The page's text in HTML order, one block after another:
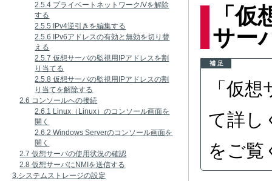
2.5.4 プライベートネットワーク/Vを解除
する
2.5.5 IPv4逆引きを編集する
2.5.6 IPv6アドレスの有効と無効を切り替
える
2.5.7 仮想サーバの監視用IPアドレスを割
り当てる
2.5.8 仮想サーバの監視用IPアドレスの割
り当てを解除する
2.6 コンソールへの接続
2.6.1 Linux（Linux）のコンソール画面を
開く
2.6.2 Windows Serverのコンソール画面を
開く
2.7 仮想サーバの使用状況の確認
2.8 仮想サーバにNMIを送信する
3.システムストレージの設定
「
サー
補 足
「仮
て詳し
をご覧